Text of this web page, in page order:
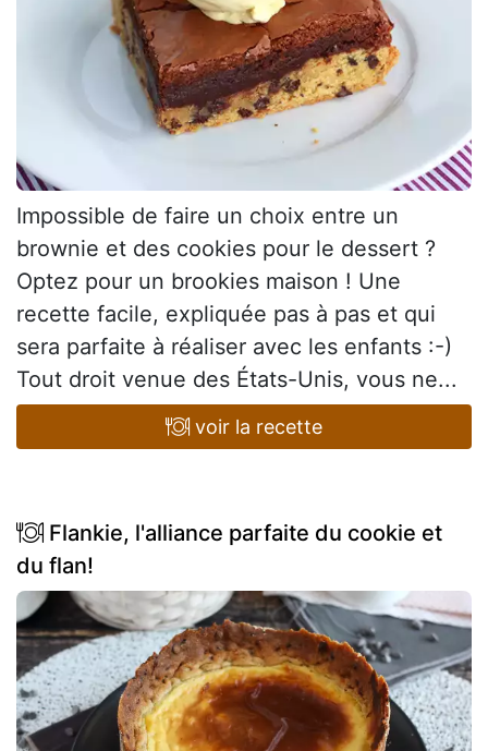
Impossible de faire un choix entre un
brownie et des cookies pour le dessert ?
Optez pour un brookies maison ! Une
recette facile, expliquée pas à pas et qui
sera parfaite à réaliser avec les enfants :-)
Tout droit venue des États-Unis, vous ne...
voir la recette
Flankie, l'alliance parfaite du cookie et
du flan!